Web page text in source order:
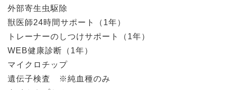
外部寄生虫駆除
獣医師24時間サポート（1年）
トレーナーのしつけサポート（1年）
WEB健康診断（1年）
マイクロチップ
遺伝子検査 ※純血種のみ